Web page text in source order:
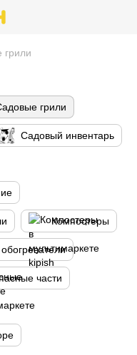
грили
грили
Cадовый инвентарь
Компостеры
части